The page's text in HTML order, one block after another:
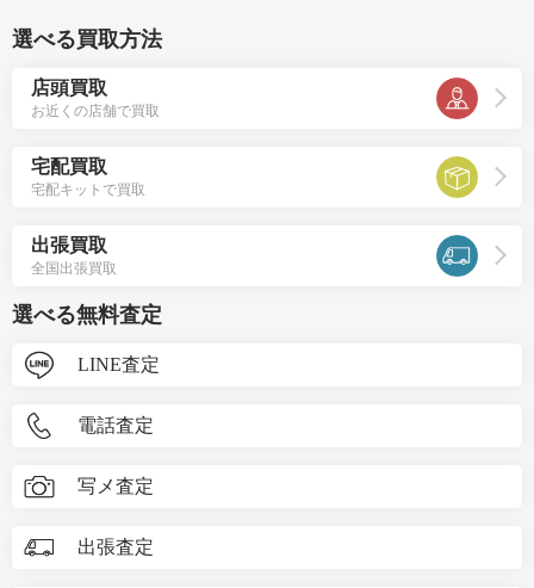
選べる買取方法
店頭買取
お近くの店舗で買取
宅配買取
宅配キットで買取
出張買取
全国出張買取
選べる無料査定
LINE査定
電話査定
写メ査定
出張査定